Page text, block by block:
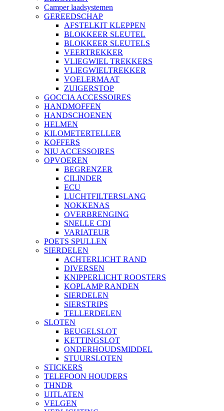
Camper laadsystemen
GEREEDSCHAP
AFSTELKIT KLEPPEN
BLOKKEER SLEUTEL
BLOKKEER SLEUTELS
VEERTREKKER
VLIEGWIEL TREKKERS
VLIEGWIELTREKKER
VOELERMAAT
ZUIGERSTOP
GOCCIA ACCESSOIRES
HANDMOFFEN
HANDSCHOENEN
HELMEN
KILOMETERTELLER
KOFFERS
NIU ACCESSOIRES
OPVOEREN
BEGRENZER
CILINDER
ECU
LUCHTFILTERSLANG
NOKKENAS
OVERBRENGING
SNELLE CDI
VARIATEUR
POETS SPULLEN
SIERDELEN
ACHTERLICHT RAND
DIVERSEN
KNIPPERLICHT ROOSTERS
KOPLAMP RANDEN
SIERDELEN
SIERSTRIPS
TELLERDELEN
SLOTEN
BEUGELSLOT
KETTINGSLOT
ONDERHOUDSMIDDEL
STUURSLOTEN
STICKERS
TELEFOON HOUDERS
THNDR
UITLATEN
VELGEN